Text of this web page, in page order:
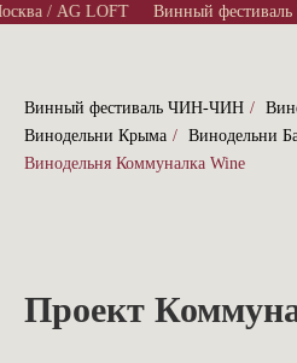
/ AG LOFT Винный
Винный фестиваль ЧИН-ЧИН /
Винодельни Крыма / Винодельни
Винодельня Коммуналка Wine
Проект